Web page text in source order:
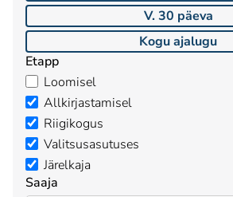
V. 30 päeva
Kogu ajalugu
Etapp
Loomisel
Allkirjastamisel
Riigikogus
Valitsusasutuses
Järelkaja
Saaja